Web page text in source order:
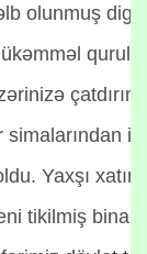
olunmuş
Yaxşı
tikilmiş